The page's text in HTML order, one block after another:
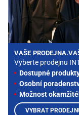
VAŠE
Vyberte prodejnu
Dostupné
Osobní
Možnost